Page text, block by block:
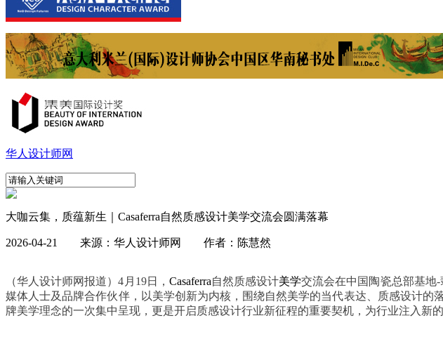
华人设计师网
大咖云集，质蕴新生｜Casaferra自然质感设计美学交流会圆满落幕
2026-04-21 来源：华人设计师网 作者：陈慧然
（华人设计师网报道）4月19日， Casaferra自然质感设计美学交流会在中国陶瓷总部基地-
媒体人士及品牌合作伙伴，以美学创新为内核，围绕自然美学的当代表达、质感设计的
牌美学理念的一次集中呈现，更是开启质感设计行业新征程的重要契机，为行业注入新的